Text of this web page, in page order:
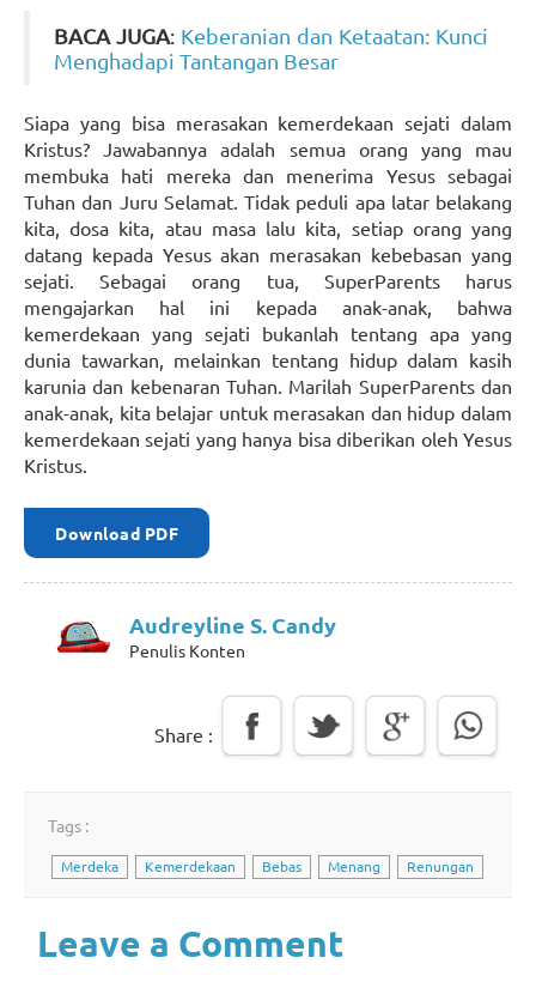
BACA JUGA: Keberanian dan Ketaatan: Kunci
Menghadapi Tantangan Besar
Siapa yang bisa merasakan kemerdekaan sejati dalam
Kristus? Jawabannya adalah semua orang yang mau
membuka hati mereka dan menerima Yesus sebagai
Tuhan dan Juru Selamat. Tidak peduli apa latar belakang
kita, dosa kita, atau masa lalu kita, setiap orang yang
datang kepada Yesus akan merasakan kebebasan yang
sejati. Sebagai orang tua, SuperParents harus
mengajarkan hal ini kepada anak-anak, bahwa
kemerdekaan yang sejati bukanlah tentang apa yang
dunia tawarkan, melainkan tentang hidup dalam kasih
karunia dan kebenaran Tuhan. Marilah SuperParents dan
anak-anak, kita belajar untuk merasakan dan hidup dalam
kemerdekaan sejati yang hanya bisa diberikan oleh Yesus
Kristus.
Download PDF
Audreyline S. Candy
Penulis Konten
Share :
Tags :
Merdeka Kemerdekaan Bebas Menang Renungan
Leave a Comment